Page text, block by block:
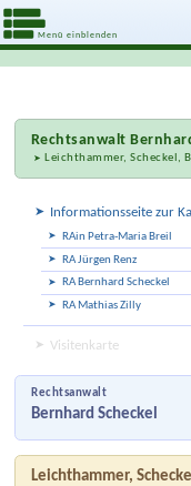
Menü einblenden
Rechtsanwalt
Leichthammer, Scheckel,
Informationsseite zur
RAin Petra-Maria Breil
RA Jürgen Renz
RA Bernhard Scheckel
RA Mathias Zilly
Visitenkarte
Rechtsanwalt
Bernhard Scheckel
Leichthammer,